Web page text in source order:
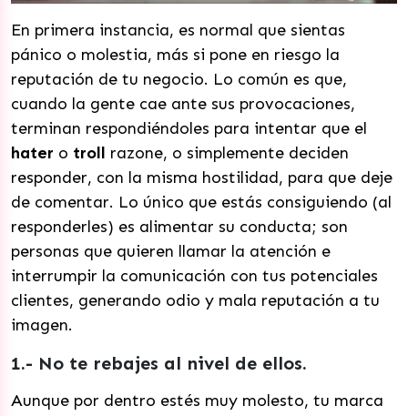
En primera instancia, es normal que sientas
pánico o molestia, más si pone en riesgo la
reputación de tu negocio. Lo común es que,
cuando la gente cae ante sus provocaciones,
terminan respondiéndoles para intentar que el
hater o troll razone, o simplemente deciden
responder, con la misma hostilidad, para que deje
de comentar. Lo único que estás consiguiendo (al
responderles) es alimentar su conducta; son
personas que quieren llamar la atención e
interrumpir la comunicación con tus potenciales
clientes, generando odio y mala reputación a tu
imagen.
1.- No te rebajes al nivel de ellos.
Aunque por dentro estés muy molesto, tu marca